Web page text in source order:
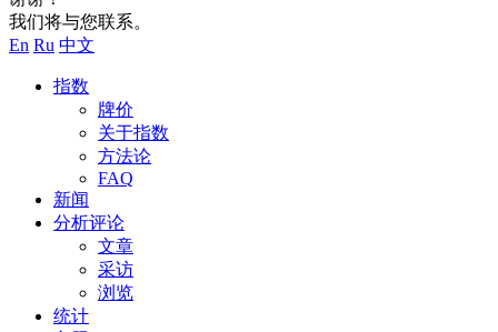
我们将与您联系。
En Ru 中文
指数
牌价
关于指数
方法论
FAQ
新闻
分析评论
文章
采访
浏览
统计